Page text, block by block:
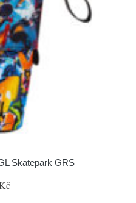
Skatepark GRS